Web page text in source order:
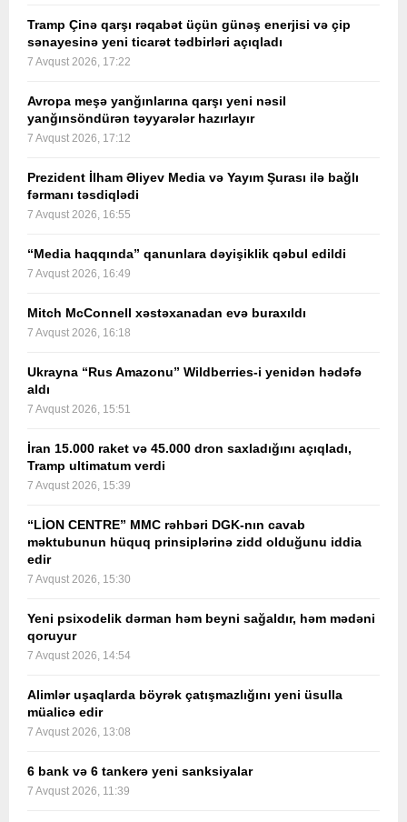
Tramp Çinə qarşı rəqabət üçün günəş enerjisi və çip
sənayesinə yeni ticarət tədbirləri açıqladı
7 Avqust 2026, 17:22
Avropa meşə yanğınlarına qarşı yeni nəsil
yanğınsöndürən təyyarələr hazırlayır
7 Avqust 2026, 17:12
Prezident İlham Əliyev Media və Yayım Şurası ilə bağlı
fərmanı təsdiqlədi
7 Avqust 2026, 16:55
“Media haqqında” qanunlara dəyişiklik qəbul edildi
7 Avqust 2026, 16:49
Mitch McConnell xəstəxanadan evə buraxıldı
7 Avqust 2026, 16:18
Ukrayna “Rus Amazonu” Wildberries-i yenidən hədəfə
aldı
7 Avqust 2026, 15:51
İran 15.000 raket və 45.000 dron saxladığını açıqladı,
Tramp ultimatum verdi
7 Avqust 2026, 15:39
“LİON CENTRE” MMC rəhbəri DGK-nın cavab
məktubunun hüquq prinsiplərinə zidd olduğunu iddia
edir
7 Avqust 2026, 15:30
Yeni psixodelik dərman həm beyni sağaldır, həm mədəni
qoruyur
7 Avqust 2026, 14:54
Alimlər uşaqlarda böyrək çatışmazlığını yeni üsulla
müalicə edir
7 Avqust 2026, 13:08
6 bank və 6 tankerə yeni sanksiyalar
7 Avqust 2026, 11:39